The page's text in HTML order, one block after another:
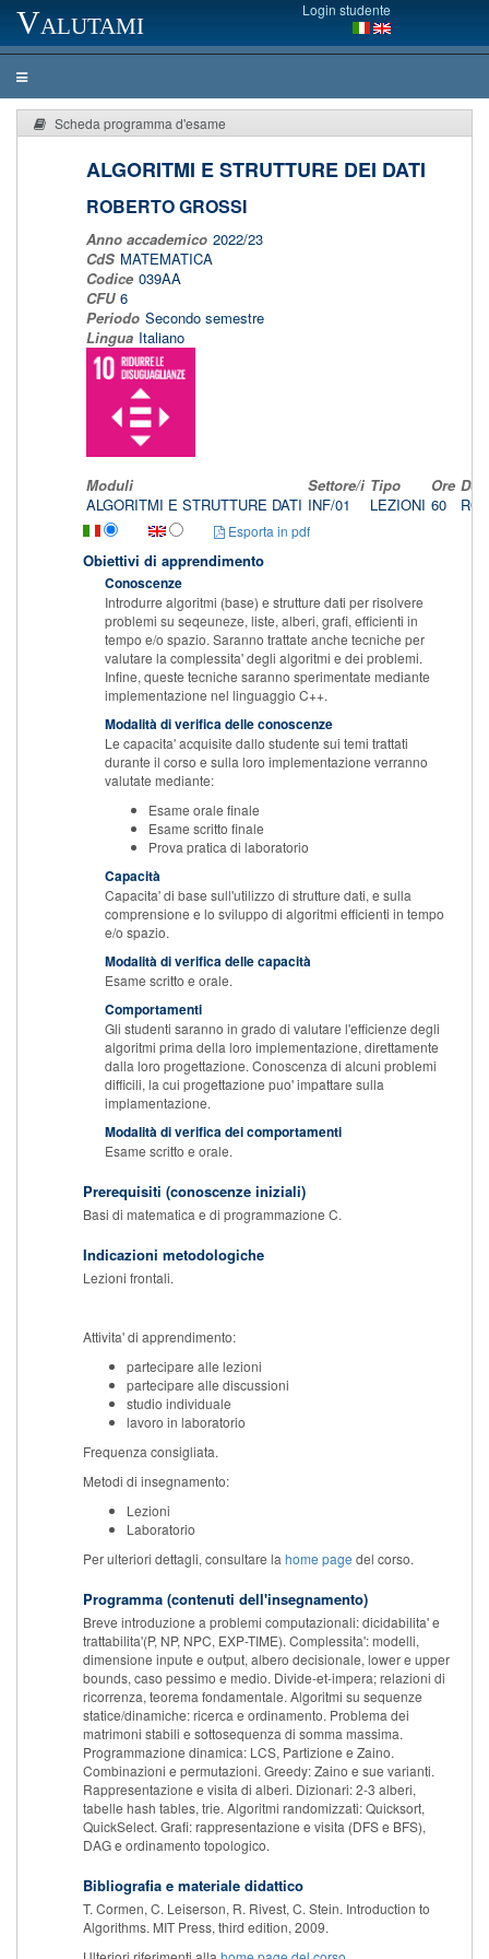
Valutami Login studente
Scheda programma d'esame
ALGORITMI E STRUTTURE DEI DATI
ROBERTO GROSSI
Anno accademico 2022/23
CdS MATEMATICA
Codice 039AA
CFU 6
Periodo Secondo semestre
Lingua Italiano
Moduli Settore/i Tipo Ore
ALGORITMI E STRUTTURE DATI INF/01 LEZIONI 60
Esporta in pdf
Obiettivi di apprendimento
Conoscenze
Introdurre algoritmi (base) e strutture dati per risolvere
problemi su seqeuneze, liste, alberi, grafi, efficienti in
tempo e/o spazio. Saranno trattate anche tecniche per
valutare la complessita' degli algoritmi e dei problemi.
Infine, queste tecniche saranno sperimentate mediante
implementazione nel linguaggio C++.
Modalità di verifica delle conoscenze
Le capacita' acquisite dallo studente sui temi trattati
durante il corso e sulla loro implementazione verranno
valutate mediante:
Esame orale finale
Esame scritto finale
Prova pratica di laboratorio
Capacità
Capacita' di base sull'utilizzo di strutture dati, e sulla
comprensione e lo sviluppo di algoritmi efficienti in tempo
e/o spazio.
Modalità di verifica delle capacità
Esame scritto e orale.
Comportamenti
Gli studenti saranno in grado di valutare l'efficienze degli
algoritmi prima della loro implementazione, direttamente
dalla loro progettazione. Conoscenza di alcuni problemi
difficili, la cui progettazione puo' impattare sulla
implamentazione.
Modalità di verifica dei comportamenti
Esame scritto e orale.
Prerequisiti (conoscenze iniziali)
Basi di matematica e di programmazione C.
Indicazioni metodologiche
Lezioni frontali.
Attivita' di apprendimento:
partecipare alle lezioni
partecipare alle discussioni
studio individuale
lavoro in laboratorio
Frequenza consigliata.
Metodi di insegnamento:
Lezioni
Laboratorio
Per ulteriori dettagli, consultare la home page del corso.
Programma (contenuti dell'insegnamento)
Breve introduzione a problemi computazionali: dicidabilita' e
trattabilita'(P, NP, NPC, EXP-TIME). Complessita': modelli,
dimensione inpute e output, albero decisionale, lower e upper
bounds, caso pessimo e medio. Divide-et-impera; relazioni di
ricorrenza, teorema fondamentale. Algoritmi su sequenze
statice/dinamiche: ricerca e ordinamento. Problema dei
matrimoni stabili e sottosequenza di somma massima.
Programmazione dinamica: LCS, Partizione e Zaino.
Combinazioni e permutazioni. Greedy: Zaino e sue varianti.
Rappresentazione e visita di alberi. Dizionari: 2-3 alberi,
tabelle hash tables, trie. Algoritmi randomizzati: Quicksort,
QuickSelect. Grafi: rappresentazione e visita (DFS e BFS),
DAG e ordinamento topologico.
Bibliografia e materiale didattico
T. Cormen, C. Leiserson, R. Rivest, C. Stein. Introduction to
Algorithms. MIT Press, third edition, 2009.